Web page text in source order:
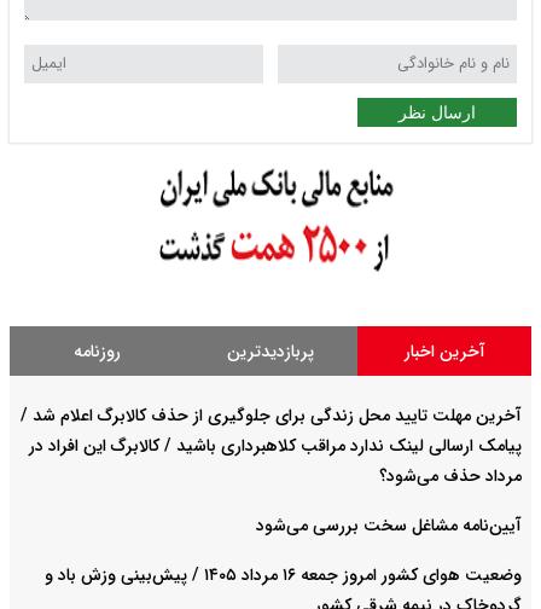
ارسال نظر
آخرین اخبار پربازدیدترین روزنامه
آخرین مهلت تایید محل زندگی برای جلوگیری از حذف کالابرگ اعلام شد /
پیامک ارسالی لینک ندارد مراقب کلاهبرداری باشید / کالابرگ این افراد در
مرداد حذف می‌شود؟
آیین‌نامه مشاغل سخت بررسی می‌شود
وضعیت هوای کشور امروز جمعه ۱۶ مرداد ۱۴۰۵ / پیش‌بینی وزش باد و